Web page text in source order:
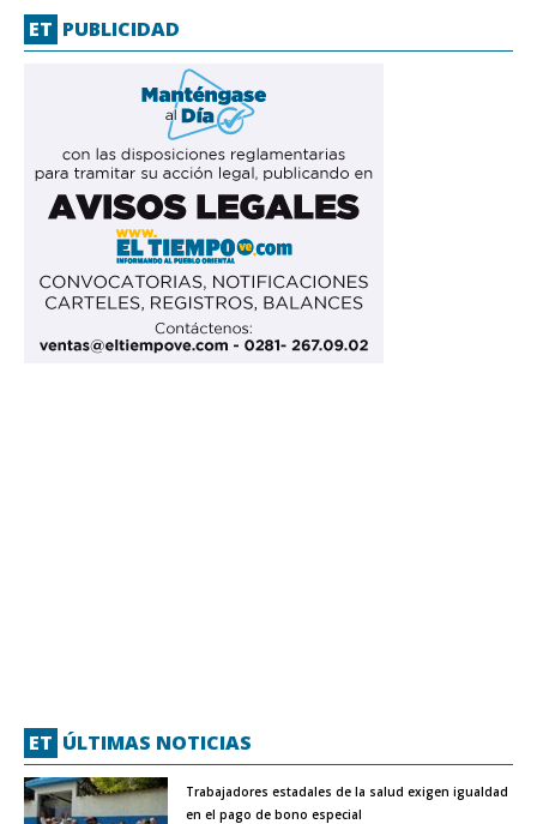
ET PUBLICIDAD
ET ÚLTIMAS NOTICIAS
Trabajadores estadales de la salud exigen igualdad
en el pago de bono especial